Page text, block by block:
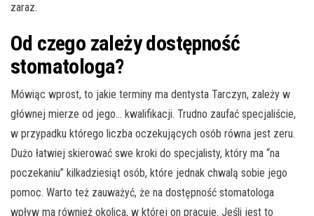
zaraz.
Od czego zależy dostępność
stomatologa?
Mówiąc wprost, to jakie terminy ma dentysta Tarczyn, zależy w
głównej mierze od jego… kwalifikacji. Trudno zaufać specjaliście,
w przypadku którego liczba oczekujących osób równa jest zeru.
Dużo łatwiej skierować swe kroki do specjalisty, który ma “na
poczekaniu” kilkadziesiąt osób, które jednak chwalą sobie jego
pomoc. Warto też zauważyć, że na dostępność stomatologa
wpływ ma również okolica, w której on pracuje. Jeśli jest to